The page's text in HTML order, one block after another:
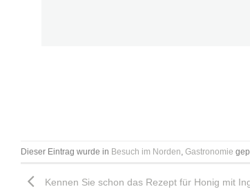
Dieser Eintrag wurde in Besuch im Norden Gastronomie
Kennen Sie schon das Rezept für Honig mit